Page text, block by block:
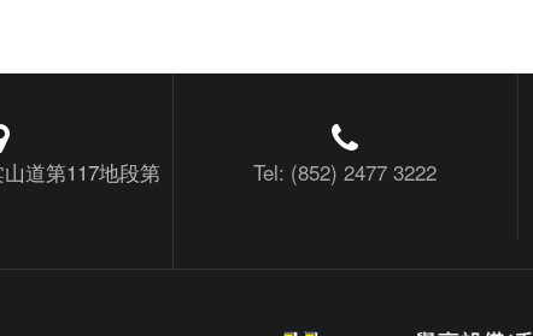
道第117地段第
Tel: (852) 2477 3222